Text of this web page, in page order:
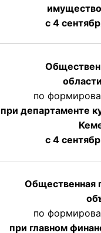
с 4
области
по
при департаменте
с 4
Общественная
по
при главном